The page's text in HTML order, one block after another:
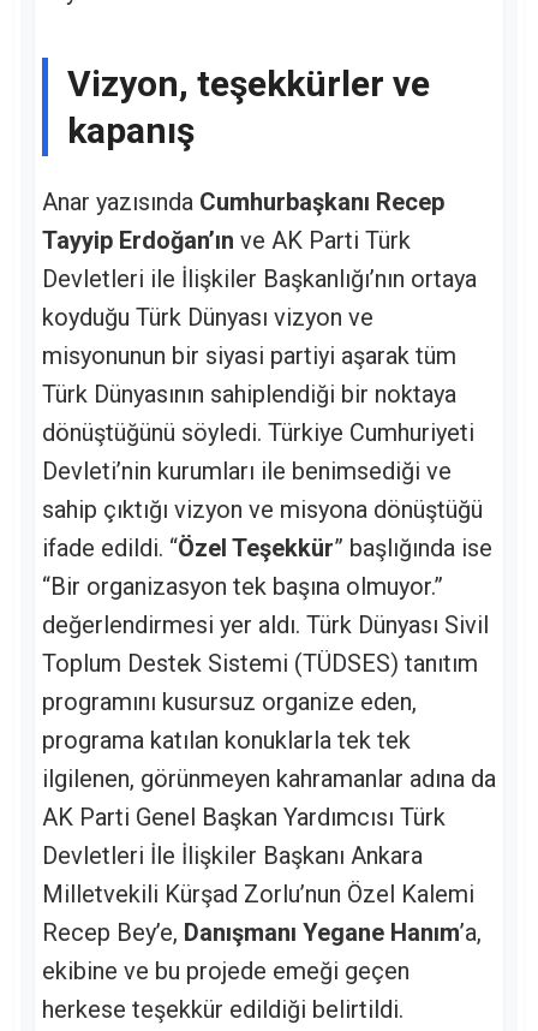
Vizyon, teşekkürler ve
kapanış
Anar yazısında Cumhurbaşkanı Recep
Tayyip Erdoğan’ın ve AK Parti Türk
Devletleri ile İlişkiler Başkanlığı’nın ortaya
koyduğu Türk Dünyası vizyon ve
misyonunun bir siyasi partiyi aşarak tüm
Türk Dünyasının sahiplendiği bir noktaya
dönüştüğünü söyledi. Türkiye Cumhuriyeti
Devleti’nin kurumları ile benimsediği ve
sahip çıktığı vizyon ve misyona dönüştüğü
ifade edildi. “Özel Teşekkür” başlığında ise
“Bir organizasyon tek başına olmuyor.”
değerlendirmesi yer aldı. Türk Dünyası Sivil
Toplum Destek Sistemi (TÜDSES) tanıtım
programını kusursuz organize eden,
programa katılan konuklarla tek tek
ilgilenen, görünmeyen kahramanlar adına da
AK Parti Genel Başkan Yardımcısı Türk
Devletleri İle İlişkiler Başkanı Ankara
Milletvekili Kürşad Zorlu’nun Özel Kalemi
Recep Bey’e, Danışmanı Yegane Hanım’a,
ekibine ve bu projede emeği geçen
herkese teşekkür edildiği belirtildi.